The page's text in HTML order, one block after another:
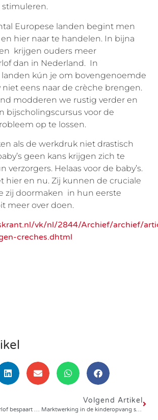
stimuleren.
Europese landen begint men
hier naar te handelen. In bijna
krijgen ouders meer
dan in Nederland. In
landen kún je om bovengenoemde
eens naar de crèche brengen.
modderen we rustig verder en
bijscholingscursus voor de
op te lossen.
als de werkdruk niet drastisch
geen kans krijgen zich te
verzorgers. Helaas voor de baby’s.
hier en nu. Zij kunnen de cruciale
zij doormaken in hun eerste
meer over doen.
vk/nl/2844/Archief/archief/
creches.dhtml
Jaar zwangerschapsverlof bespaart overheid veel geld (Volkskrant)
Volgend Artikel
Marktwerking in de kinderopvang schaadt kind en maatschappij (Financieel Dagblad)